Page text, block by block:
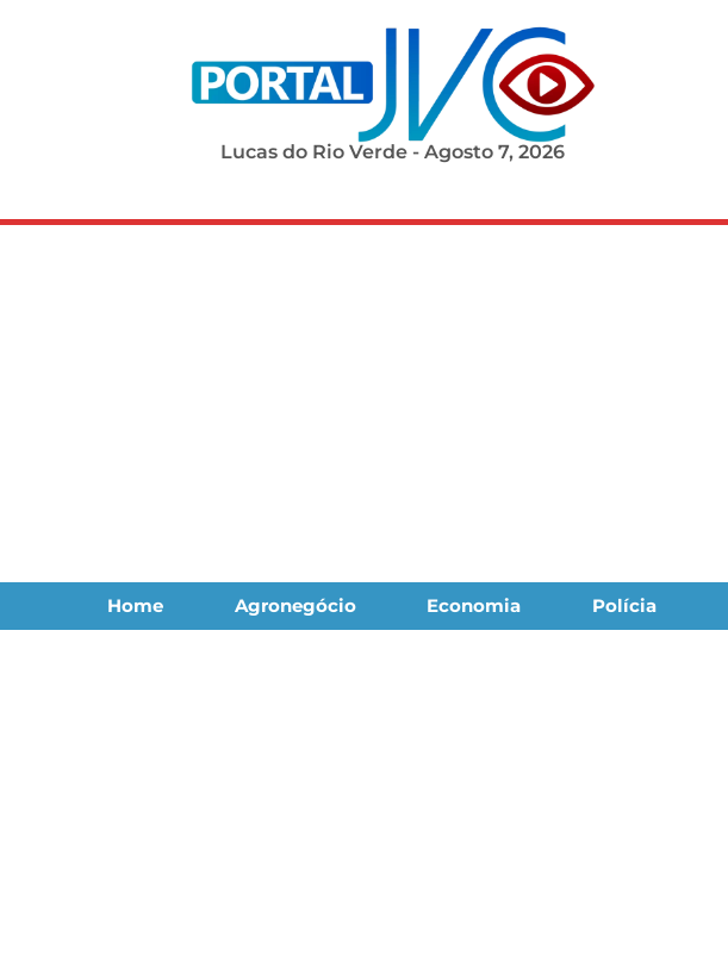
Lucas do Rio Verde - Agosto 7, 2026
Home Agronegócio Economia Polícia